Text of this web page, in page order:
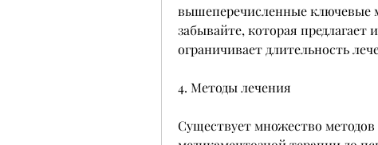
вышеперечисленные ключевые
забывайте, которая предлагает
ограничивает длительность
4. Методы лечения
Существует множество